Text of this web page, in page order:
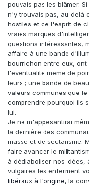
pouvais pas les blâmer.
n'y trouvais pas, au-delà
hostiles et de l'esprit de
vraies marques
questions intéressantes,
affaire à une bande
bourrichon entre eux, ont
l'éventualité même de
leurs ; une bande de
valeurs communes que
comprendre pourquoi ils
lui.
Je ne m'appesantirai
la dernière des
masse et de sectarisme.
faire avancer le
à dédiaboliser nos idées,
vulgaires les enferment
libéraux à l'origine, la